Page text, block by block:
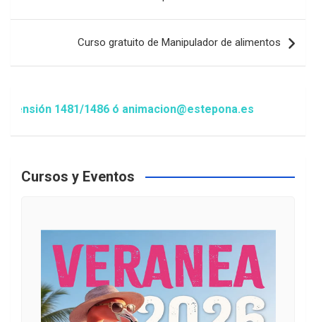
Curso gratuito de Manipulador de alimentos
1481/1486 ó animacion@estepona.es
Cursos y Eventos